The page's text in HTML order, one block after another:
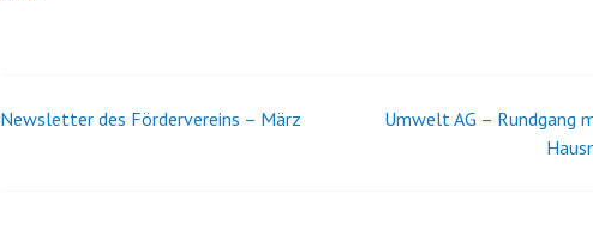
Beitrags-
Newsletter des Fördervereins – März
Umwelt AG – Rundgang